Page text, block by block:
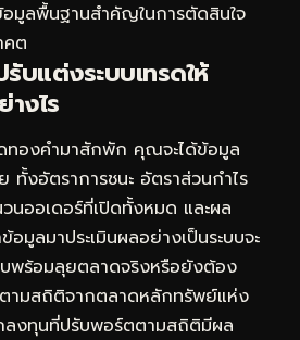
อมูลพื้นฐานสำคัญในการตัดสินใจ
คต
รับแต่งระบบเทรดให้
งไร
ทองคำมาสักพัก คุณจะได้ข้อมูล
งอัตราการชนะ อัตราส่วนกำไร
นออเดอร์ที่เปิดทั้งหมด และผล
มูลมาประเมินผลอย่างเป็นระบบจะ
บพร้อมลุยตลาดจริงหรือยังต้อง
ามสถิติจากตลาดหลักทรัพย์แห่ง
ลงทุนที่ปรับพอร์ตตามสถิติมีผล